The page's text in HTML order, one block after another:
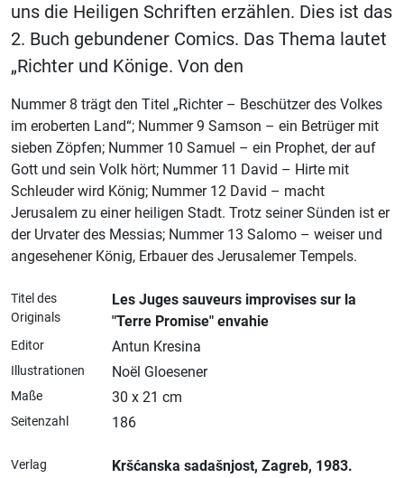
uns die Heiligen Schriften erzählen. Dies ist das
2. Buch gebundener Comics. Das Thema lautet
„Richter und Könige. Von den
Nummer 8 trägt den Titel „Richter – Beschützer des Volkes
im eroberten Land“; Nummer 9 Samson – ein Betrüger mit
sieben Zöpfen; Nummer 10 Samuel – ein Prophet, der auf
Gott und sein Volk hört; Nummer 11 David – Hirte mit
Schleuder wird König; Nummer 12 David – macht
Jerusalem zu einer heiligen Stadt. Trotz seiner Sünden ist er
der Urvater des Messias; Nummer 13 Salomo – weiser und
angesehener König, Erbauer des Jerusalemer Tempels.
Titel des
Originals
Les Juges sauveurs improvises sur la
"Terre Promise" envahie
Editor Antun Kresina
Illustrationen Noël Gloesener
Maße 30 x 21 cm
Seitenzahl 186
Verlag Kršćanska sadašnjost, Zagreb, 1983.